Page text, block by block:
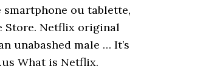
smartphone ou tablette,
Store. Netflix original
unabashed male … It’s
What is Netflix.